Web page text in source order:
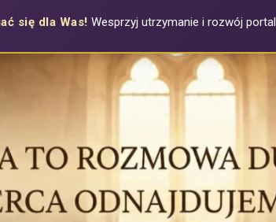
się dla Was! Wesprzyj utrzymanie i rozwój